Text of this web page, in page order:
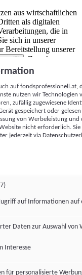
aus wirtschaftlichen
als digitalen
die in
sich in unserer
Bereitstellung unserer
(5)
. Zwecke:
von Werbeleistung
(z. B. login-
mit anderen
usw.) auf
werden, um es
oder einer Webseite
der hier aufgeführten
auf
nutzen wir Technologien
zufällig zugewiesene
gespeichert oder
von Werbeleistung
nicht erforderlich.
jederzeit via
auf Informationen auf
Daten zur Auswahl von
Interesse
für personalisierte